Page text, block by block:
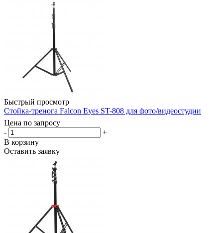
Быстрый просмотр
Стойка-тренога Falcon Eyes ST-808 для фото/видеостудии
Цена по запросу
-
+
В корзину
Оставить заявку